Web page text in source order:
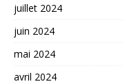
juillet 2024
juin 2024
mai 2024
avril 2024